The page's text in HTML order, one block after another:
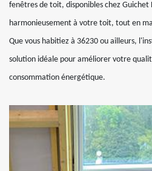
fenêtres de toit, disponibles chez Guichet
harmonieusement à votre toit, tout en
Que vous habitiez à 36230 ou ailleurs,
solution idéale pour améliorer votre
consommation énergétique.